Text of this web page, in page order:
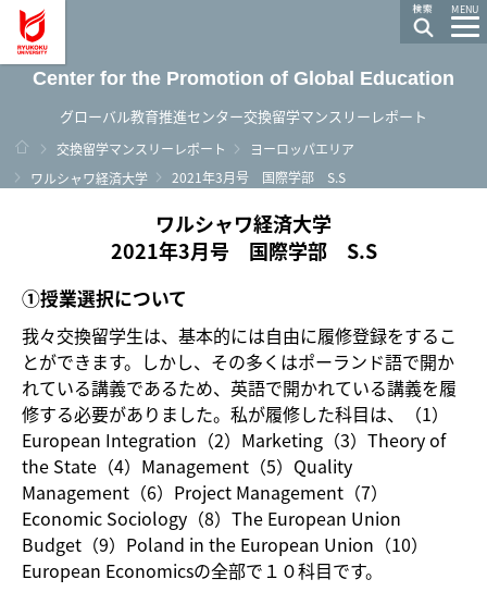
MENU
Center for the Promotion of Global Education
グローバル教育推進センター交換留学マンスリーレポート
ホーム
交換留学マンスリーレポート
ヨーロッパエリア
ワルシャワ経済大学
2021年3月号 国際学部 S.S
ワルシャワ経済大学
2021年3月号 国際学部 S.S
①授業選択について
我々交換留学生は、基本的には自由に履修登録をするこ
とができます。しかし、その多くはポーランド語で開か
れている講義であるため、英語で開かれている講義を履
修する必要がありました。私が履修した科目は、（1）
European Integration（2）Marketing（3）Theory of
the State（4）Management（5）Quality
Management（6）Project Management（7）
Economic Sociology（8）The European Union
Budget（9）Poland in the European Union（10）
European Economicsの全部で１０科目です。